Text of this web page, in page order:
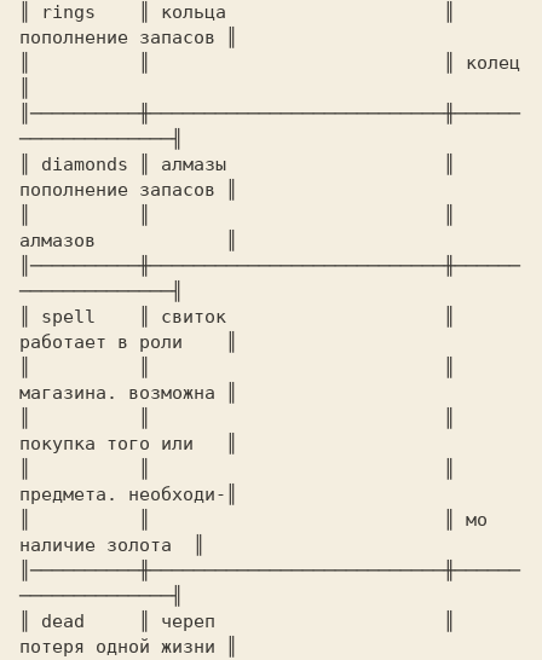
║ rings    ║ кольца                    ║
пополнение запасов ║
║          ║                           ║ колец
║──────────╫───────────────────────────╫──────
──────────────╢
║ diamonds ║ алмазы                    ║
пополнение запасов ║
алмазов            ║
║──────────╫───────────────────────────╫──────
──────────────╢
║ spell    ║ свиток                    ║
работает в роли    ║
магазина. возможна ║
покупка того или   ║
предмета. необходи-║
║          ║                           ║ мо
наличие золота  ║
║──────────╫───────────────────────────╫──────
──────────────╢
║ dead     ║ череп                     ║
потеря одной жизни ║